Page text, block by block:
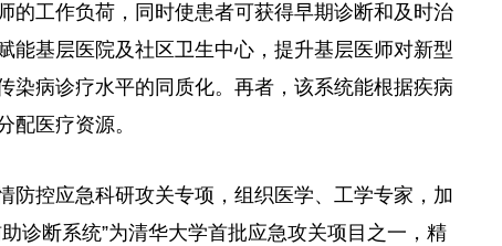
的工作负荷，同时使患者可获得早期诊断和及时治
能基层医院及社区卫生中心，提升基层医师对新型
染病诊疗水平的同质化。再者，该系统能根据疾病
配医疗资源。
防控应急科研攻关专项，组织医学、工学专家，加
诊断系统”为清华大学首批应急攻关项目之一，精